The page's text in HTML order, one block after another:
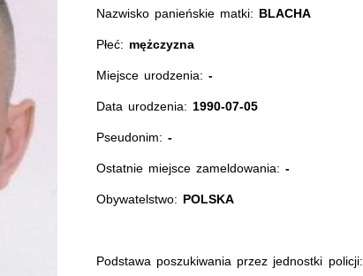
Nazwisko panieńskie matki: BLACHA
Płeć: mężczyzna
Miejsce urodzenia:-
Data urodzenia: 1990-07-05
Pseudonim: -
Ostatnie miejsce zameldowania:-
Obywatelstwo: POLSKA
Podstawa poszukiwania przez jednostki policji: